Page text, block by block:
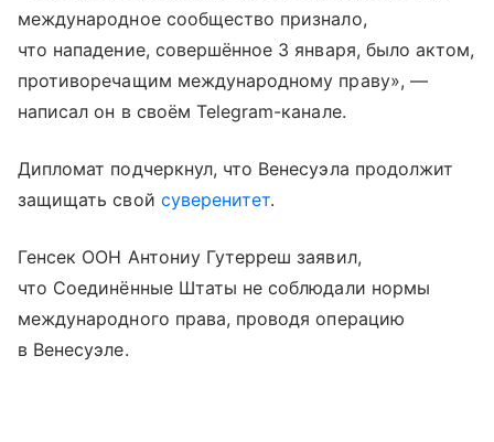
международное сообщество признало,
что нападение, совершённое 3 января, было актом,
противоречащим международному праву», —
написал он в своём Telegram-канале.
Дипломат подчеркнул, что Венесуэла продолжит
защищать свой суверенитет.
Генсек ООН Антониу Гутерреш заявил,
что Соединённые Штаты не соблюдали нормы
международного права, проводя операцию
в Венесуэле.